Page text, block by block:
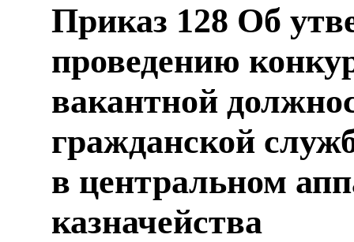
Приказ 128 Об
проведению
вакантной
гражданской
в центральном
казначейства